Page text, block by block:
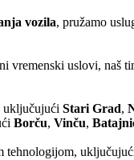
vozila, pružamo
uslovi, naš
uključujući Stari Grad,
Borču, Vinču,